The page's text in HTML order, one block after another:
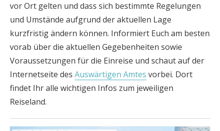
vor Ort gelten und dass sich bestimmte Regelungen
und Umstände aufgrund der aktuellen Lage
kurzfristig ändern können. Informiert Euch am besten
vorab über die aktuellen Gegebenheiten sowie
Voraussetzungen für die Einreise und schaut auf der
Internetseite des Auswärtigen Amtes vorbei. Dort
findet Ihr alle wichtigen Infos zum jeweiligen
Reiseland.